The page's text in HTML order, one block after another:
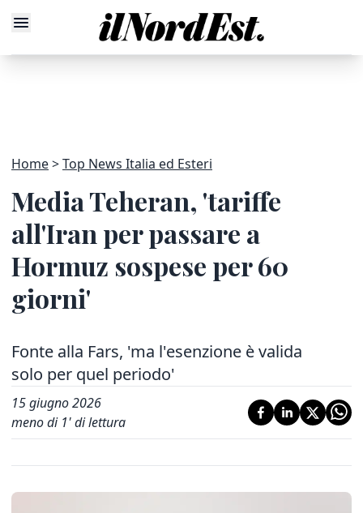
Home Top News Italia ed Esteri
Media Teheran, 'tariffe
all'Iran per passare a
Hormuz sospese per 60
giorni'
Fonte alla Fars, 'ma l'esenzione è valida
solo per quel periodo'
15 giugno 2026
meno di 1' di lettura